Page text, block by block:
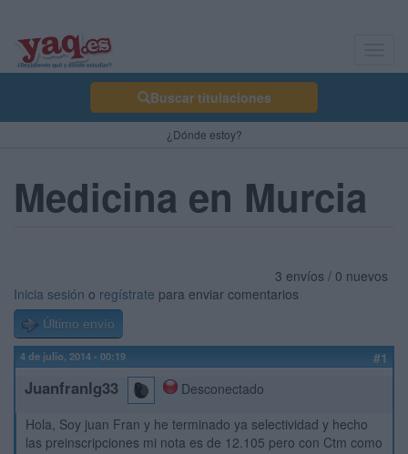
Buscar titulaciones
¿Dónde estoy?
Medicina en Murcia
3 envíos / 0 nuevos
Inicia sesión o regístrate para enviar comentarios
Último envío
4 de julio, 2014 - 00:19 #1
Juanfranlg33
Desconectado
Hola, Soy juan Fran y he terminado ya selectividad y hecho
las preinscripciones mi nota es de 12.105 pero con Ctm como